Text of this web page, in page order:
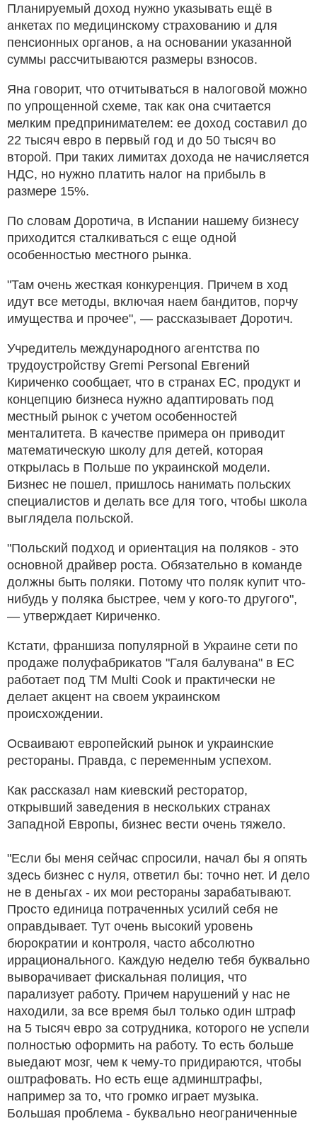
Планируемый доход нужно указывать ещё в
анкетах по медицинскому страхованию и для
пенсионных органов, а на основании указанной
суммы рассчитываются размеры взносов.
Яна говорит, что отчитываться в налоговой можно
по упрощенной схеме, так как она считается
мелким предпринимателем: ее доход составил до
22 тысяч евро в первый год и до 50 тысяч во
второй. При таких лимитах дохода не начисляется
НДС, но нужно платить налог на прибыль в
размере 15%.
По словам Доротича, в Испании нашему бизнесу
приходится сталкиваться с еще одной
особенностью местного рынка.
"Там очень жесткая конкуренция. Причем в ход
идут все методы, включая наем бандитов, порчу
имущества и прочее", — рассказывает Доротич.
Учредитель международного агентства по
трудоустройству Gremi Personal Евгений
Кириченко сообщает, что в странах ЕС, продукт и
концепцию бизнеса нужно адаптировать под
местный рынок с учетом особенностей
менталитета. В качестве примера он приводит
математическую школу для детей, которая
открылась в Польше по украинской модели.
Бизнес не пошел, пришлось нанимать польских
специалистов и делать все для того, чтобы школа
выглядела польской.
"Польский подход и ориентация на поляков - это
основной драйвер роста. Обязательно в команде
должны быть поляки. Потому что поляк купит что-
нибудь у поляка быстрее, чем у кого-то другого",
— утверждает Кириченко.
Кстати, франшиза популярной в Украине сети по
продаже полуфабрикатов "Галя балувана" в ЕС
работает под ТМ Multi Cook и практически не
делает акцент на своем украинском
происхождении.
Осваивают европейский рынок и украинские
рестораны. Правда, с переменным успехом.
Как рассказал нам киевский ресторатор,
открывший заведения в нескольких странах
Западной Европы, бизнес вести очень тяжело.
"Если бы меня сейчас спросили, начал бы я опять
здесь бизнес с нуля, ответил бы: точно нет. И дело
не в деньгах - их мои рестораны зарабатывают.
Просто единица потраченных усилий себя не
оправдывает. Тут очень высокий уровень
бюрократии и контроля, часто абсолютно
иррационального. Каждую неделю тебя буквально
выворачивает фискальная полиция, что
парализует работу. Причем нарушений у нас не
находили, за все время был только один штраф
на 5 тысяч евро за сотрудника, которого не успели
полностью оформить на работу. То есть больше
выедают мозг, чем к чему-то придираются, чтобы
оштрафовать. Но есть еще админштрафы,
например за то, что громко играет музыка.
Большая проблема - буквально неограниченные